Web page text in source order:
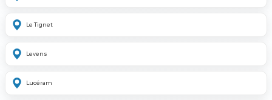
Le Tignet
Levens
Lucéram